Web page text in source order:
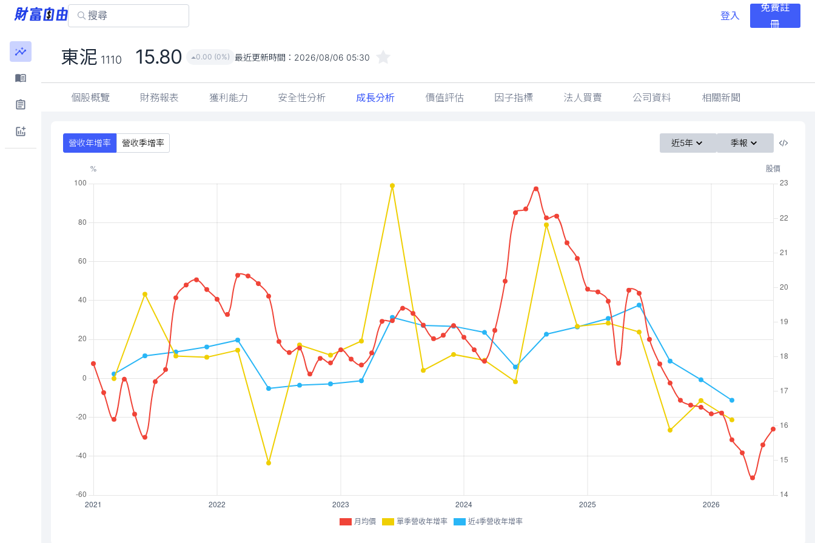
登入
免費註
冊
東泥 1110 15.80 0.00 (0%) 最近更新時間： 2026/08/06 05:30
個股概覽 財務報表 獲利能力 安全性分析 成長分析 價值評估 因子指標 法人買賣 公司資料 相關新聞
營收年增率 營收季增率 近5年 季報
月均價 單季營收年增率 近4季營收年增率